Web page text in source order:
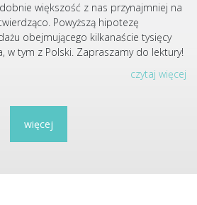
większość z nas przynajmniej na
Powyższą hipotezę
obejmującego kilkanaście tysięcy
w tym z Polski. Zapraszamy do lektury!
czytaj więcej
więcej